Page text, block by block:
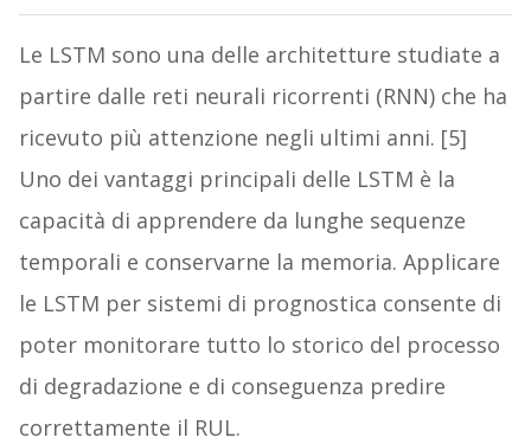
Le LSTM sono una delle architetture studiate a
partire dalle reti neurali ricorrenti (RNN) che ha
ricevuto più attenzione negli ultimi anni. [5]
Uno dei vantaggi principali delle LSTM è la
capacità di apprendere da lunghe sequenze
temporali e conservarne la memoria. Applicare
le LSTM per sistemi di prognostica consente di
poter monitorare tutto lo storico del processo
di degradazione e di conseguenza predire
correttamente il RUL.